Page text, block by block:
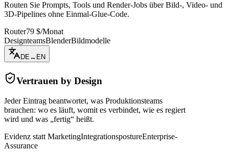
Routen Sie Prompts, Tools und Render-Jobs über Bild-, Video- und
3D-Pipelines ohne Einmal-Glue-Code.
Router79 $/Monat
DesignteamsBlenderBildmodelle
DE↔ EN
Vertrauen by Design
Jeder Eintrag beantwortet, was Produktionsteams
brauchen: wo es läuft, womit es verbindet, wie es regiert
wird und was „fertig“ heißt.
Evidenz statt MarketingIntegrationspostureEnterprise-
Assurance